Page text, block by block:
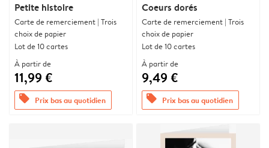
Petite histoire
Carte de remerciement | Trois
choix de papier
Lot de 10 cartes
À partir de
11,99 €
offers Prix bas au quotidien
Coeurs dorés
Carte de remerciement | Trois
choix de papier
Lot de 10 cartes
À partir de
9,49 €
offers Prix bas au quotidien